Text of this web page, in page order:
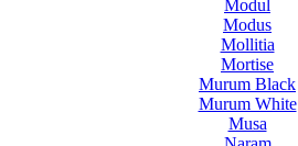
Modul
Modus
Mollitia
Mortise
Murum Black
Murum White
Musa